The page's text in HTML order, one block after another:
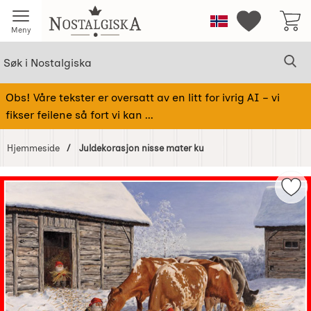
Meny Startsiden for NostalgiskaNorge Mine
Obs! Våre tekster er oversatt av en litt for ivrig AI – vi
fikser feilene så fort vi kan ...
Hjemmeside Juldekorasjon nisse mater ku
Hoppe
over
Bilder